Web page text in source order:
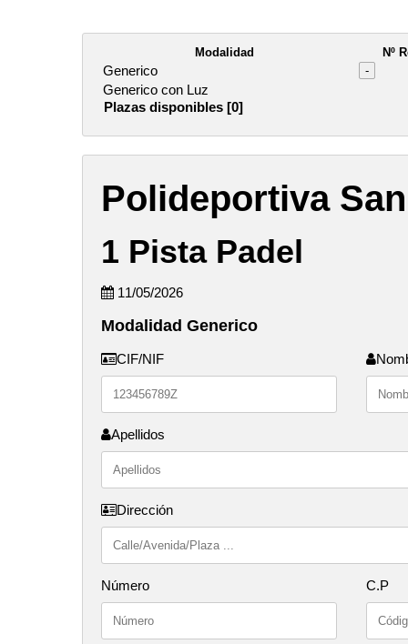
Modalidad Nº
Generico -
Generico con Luz
Plazas disponibles [0]
Polideportiva
1 Pista Padel
11/05/2026
Modalidad Generico
CIF/NIF
Apellidos
Dirección
Número C.P